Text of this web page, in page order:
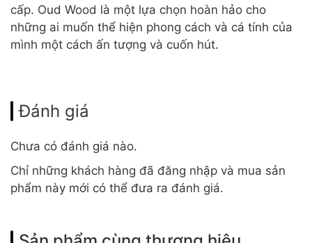
cấp. Oud Wood là một lựa chọn hoàn hảo cho
những ai muốn thể hiện phong cách và cá tính của
mình một cách ấn tượng và cuốn hút.
Đánh giá
Chưa có đánh giá nào.
Chỉ những khách hàng đã đăng nhập và mua sản
phẩm này mới có thể đưa ra đánh giá.